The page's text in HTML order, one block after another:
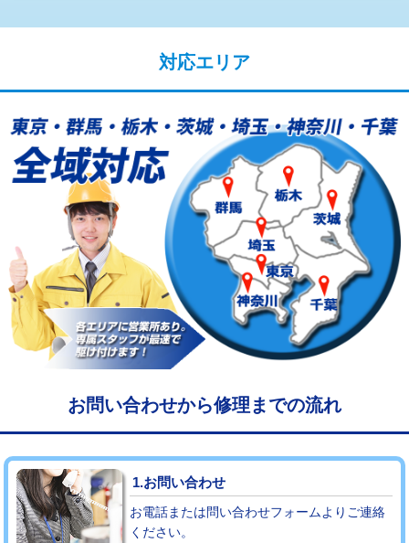
用/3ｍまで)
給水管工事※（塩ビ管（VP・HI）使
用（追加）/3ｍ超え)
+8,800円
給水管工事※（ライニング鋼管・銅
管・ポリ管・HT管使用/3ｍまで)
44,000円
給水管工事※（ライニング鋼管・銅
管・ポリ管・HT管使用/3ｍ超え)
+8,800円
マス交換（土の掘削・埋め戻し作業） 11,000円~
マス交換（深さ50㎝未満） 55,000円
マス交換（深さ50㎝以上） 66,000円
コンクリート斫り（厚さ10㎝まで） 27,500円
コンクリート斫り（厚さ10㎝超え）
モルタル補修（厚さ10㎝まで） 27,500円
対応エリア
お問い合わせから修理までの流れ
1.お問い合わせ
お電話または問い合わせフォームよりご連絡
ください。